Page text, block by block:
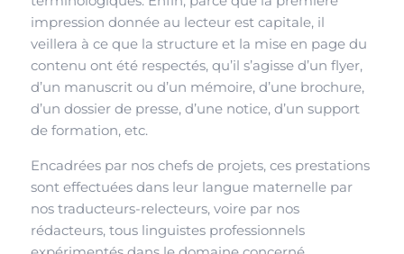
impression donnée au lecteur est capitale, il
veillera à ce que la structure et la mise en page du
contenu ont été respectés, qu’il s’agisse d’un flyer,
d’un manuscrit ou d’un mémoire, d’une brochure,
d’un dossier de presse, d’une notice, d’un support
de formation, etc.
Encadrées par nos chefs de projets, ces prestations
sont effectuées dans leur langue maternelle par
nos traducteurs-relecteurs, voire par nos
rédacteurs, tous linguistes professionnels